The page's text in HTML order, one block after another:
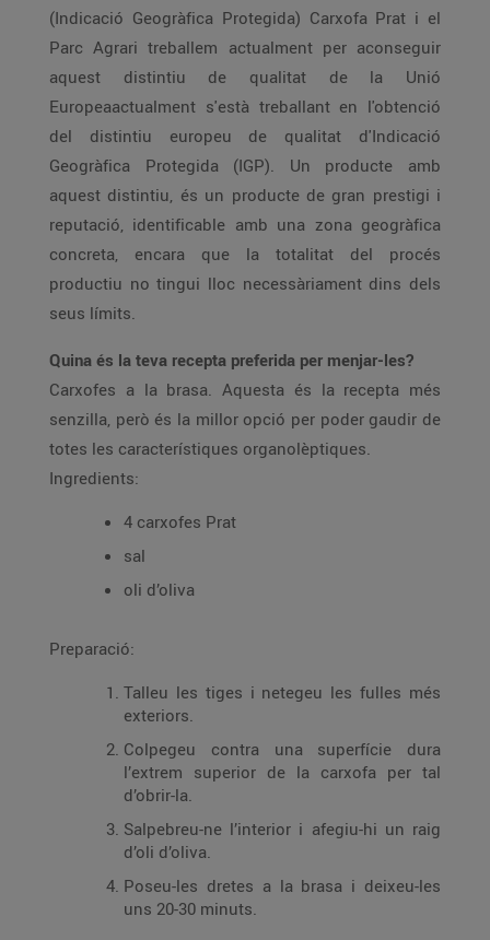
(Indicació Geogràfica Protegida) Carxofa Prat i el
Parc Agrari treballem actualment per aconseguir
aquest distintiu de qualitat de la Unió
Europeaactualment s'està treballant en l'obtenció
del distintiu europeu de qualitat d'Indicació
Geogràfica Protegida (IGP). Un producte amb
aquest distintiu, és un producte de gran prestigi i
reputació, identificable amb una zona geogràfica
concreta, encara que la totalitat del procés
productiu no tingui lloc necessàriament dins dels
seus límits.
Quina és la teva recepta preferida per menjar-les?
Carxofes a la brasa. Aquesta és la recepta més
senzilla, però és la millor opció per poder gaudir de
totes les característiques organolèptiques.
Ingredients:
4 carxofes Prat
sal
oli d’oliva
Preparació:
Talleu les tiges i netegeu les fulles més
exteriors.
Colpegeu contra una superfície dura
l’extrem superior de la carxofa per tal
d’obrir-la.
Salpebreu-ne l’interior i afegiu-hi un raig
d’oli d’oliva.
Poseu-les dretes a la brasa i deixeu-les
uns 20-30 minuts.